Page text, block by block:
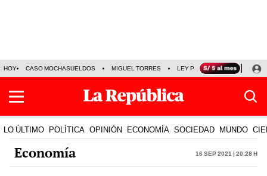
HOY CASO MOCHASUELDOS MIGUEL TORRES LEY PULPÍN PRECIO DEL
LO ÚLTIMO POLÍTICA OPINIÓN ECONOMÍA SOCIEDAD MUNDO
Economía 16 Sep 2021 | 20:28 h